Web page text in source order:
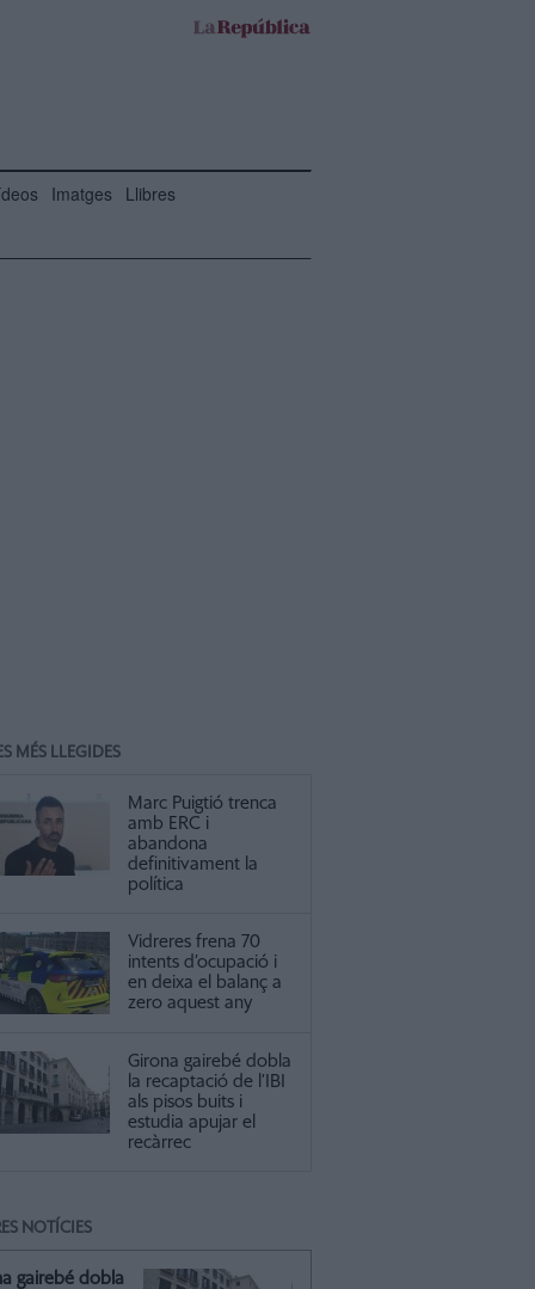
Imatges Llibres
MÉS LLEGIDES
Marc Puigtió trenca
amb ERC i
abandona
definitivament la
política
Vidreres frena 70
intents d’ocupació i
en deixa el balanç a
zero aquest any
Girona gairebé dobla
la recaptació de l’IBI
als pisos buits i
estudia apujar el
recàrrec
NOTÍCIES
gairebé dobla